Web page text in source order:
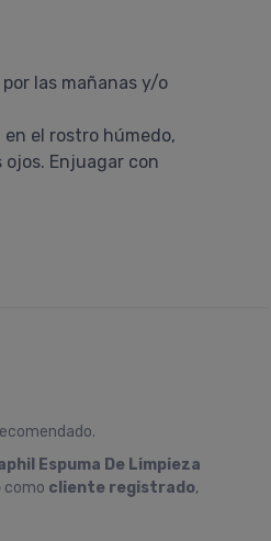
las mañanas y/o
el rostro húmedo,
Enjuagar con
Espuma De Limpieza
como cliente registrado,